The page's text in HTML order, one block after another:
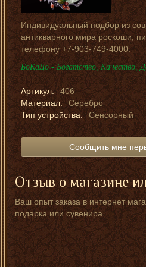
Индивидуальный подбор из
антикварного мира роскоши,
телефону +7-903-749-4000.
БоКаДо - Богатство, Качество,
Артикул:
406
Материал:
Серебро
Тип устройства:
Сенсорный
Сообщить мне
Отзыв о магазине
Ваш опыт заказа в интернет
подарка или сувенира.